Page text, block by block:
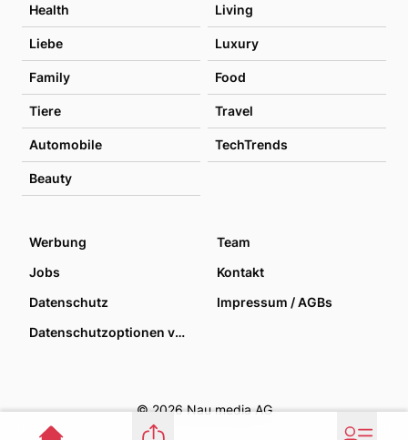
Health Living
Liebe Luxury
Family Food
Tiere Travel
Automobile TechTrends
Beauty
Werbung
Team
Jobs
Kontakt
Datenschutz
Impressum / AGBs
Datenschutzoptionen verwalten
© 2026 Nau media AG